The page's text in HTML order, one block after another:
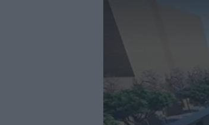
Aqualia se
El bar como unidad de
27/07/2026 El MMH
24/07/2026 Cómo
| Yaskawa